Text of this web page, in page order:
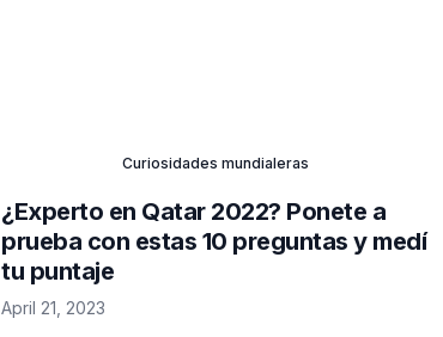
Curiosidades mundialeras
¿Experto en Qatar 2022? Ponete a
prueba con estas 10 preguntas y medí
tu puntaje
April 21, 2023